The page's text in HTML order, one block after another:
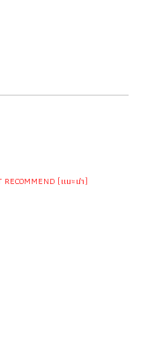
RECOMMEND (แนะนำ)